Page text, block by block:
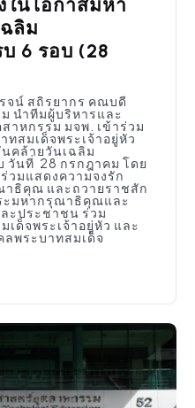
ในโอกาสมหา
ลิม
6 รอบ (28
จน์ สถิรยากร คณบดี
นำทีมผู้บริหารและ
หกรรม มจพ. เข้าร่วม
ทสมเด็จพระเจ้าอยู่หัว
คล้ายวันเฉลิม
วันที่ 28 กรกฎาคม โดย
วมแสดงความจงรัก
ธิคุณ และถวายราชสัก
ะมหากรุณาธิคุณและ
ะประชาชน ร่วม
เด็จพระเจ้าอยู่หัว และ
พระบาทสมเด็จ